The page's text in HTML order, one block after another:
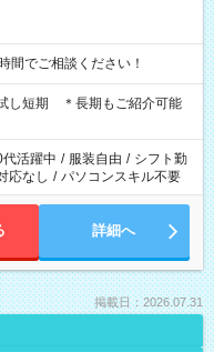
＊9時～21時間でご相談ください！
し短期 ＊長期もご紹介可能
活躍中 / 服装自由 / シフト勤
応なし / パソコンスキル不要
詳細へ
掲載日：2026.07.31